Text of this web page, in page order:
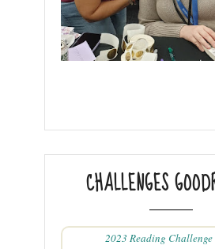
CHALLENGES
2023 Reading Challenge